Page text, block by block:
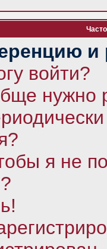
и
войти?
нужно
я не